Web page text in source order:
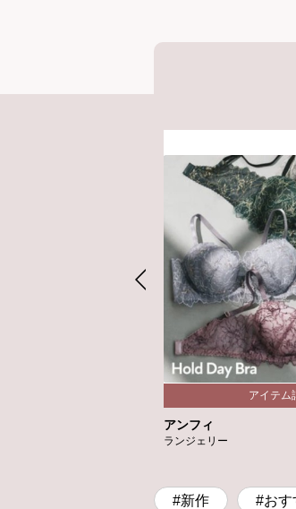
アンフィ
ランジェリー
#新作 #おす